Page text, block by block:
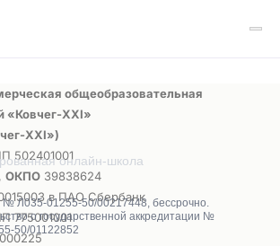
общеобразовательная
«Ковчег-ХХI»
ХХI»)
502401001
ОКПО 39838624
в ПАО Сбербанк
775001001
онлайн-школа
№ Л035-01255-50/00217448, бессрочно.
о государственной аккредитации №
50/01122852